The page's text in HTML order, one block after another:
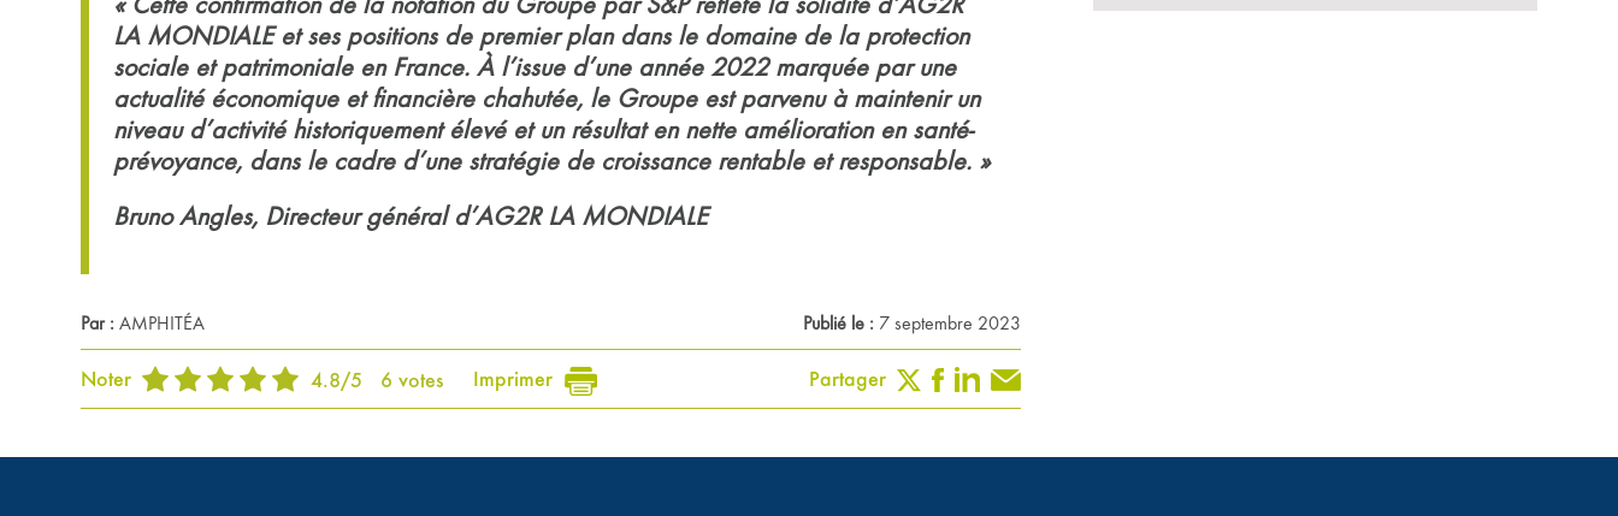
LA MONDIALE et ses positions de premier plan dans le domaine de la protection
sociale et patrimoniale en France. À l’issue d’une année 2022 marquée par une
actualité économique et financière chahutée, le Groupe est parvenu à maintenir un
niveau d’activité historiquement élevé et un résultat en nette amélioration en santé-
prévoyance, dans le cadre d’une stratégie de croissance rentable et responsable. »
Bruno Angles, Directeur général d’AG2R LA MONDIALE
Par : AMPHITÉA Publié le : 7 septembre 2023
Noter 4.8/5 6 votes Imprimer Partager